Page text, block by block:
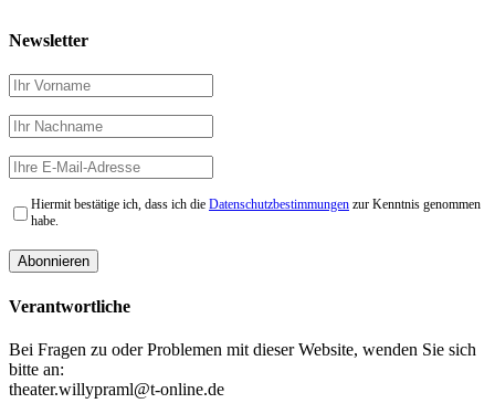
Newsletter
Hiermit bestätige ich, dass ich die Datenschutzbestimmungen zur Kenntnis genommen
habe.
Verantwortliche
Bei Fragen zu oder Problemen mit dieser Website, wenden Sie sich
bitte an:
theater.willypraml@t-online.de